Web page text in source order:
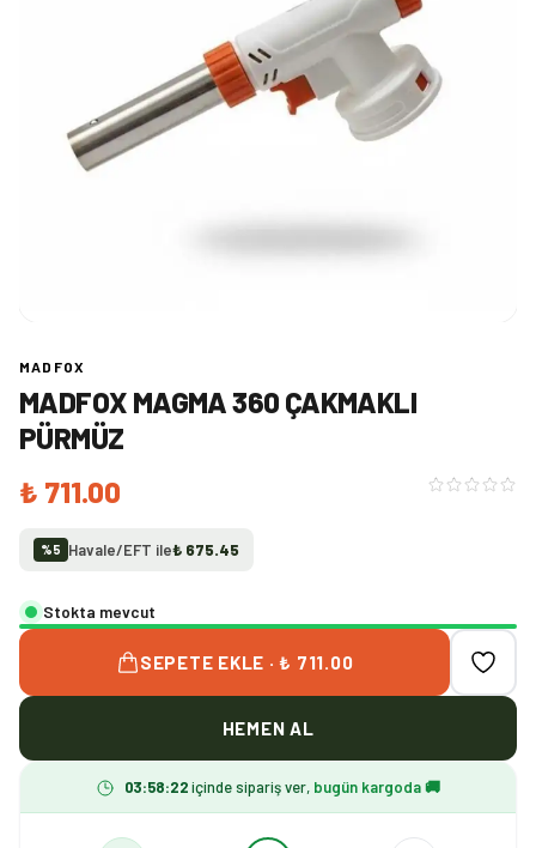
MADFOX
MADFOX MAGMA 360 ÇAKMAKLI
PÜRMÜZ
₺ 711.00
%5 Havale/EFT ile₺ 675.45
Stokta mevcut
SEPETE EKLE · ₺ 711.00
HEMEN AL
03:58:22 içinde sipariş ver, bugün kargoda 🚚